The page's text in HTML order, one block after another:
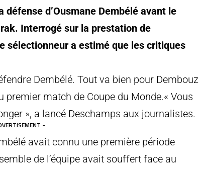
d’Ousmane Dembélé avant le
Interrogé sur la prestation de
sélectionneur a estimé que les critiques
Dembélé. Tout va bien pour Dembouz
match de Coupe du Monde.« Vous
», a lancé Deschamps aux journalistes.
-
avait connu une première période
de l’équipe avait souffert face au